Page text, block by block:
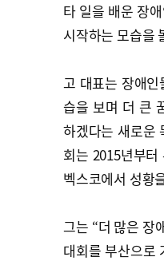
타 일을 배운 장
시작하는 모습을
고 대표는 장애
습을 보며 더 큰
하겠다는 새로운
회는 2015년부
벡스코에서 성황
그는 “더 많은 장
대회를 부산으로